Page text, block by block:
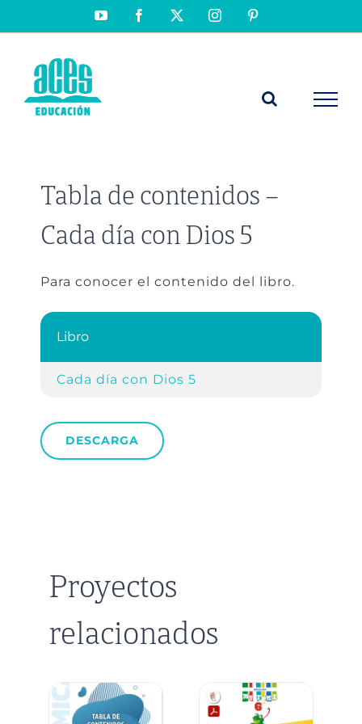
YouTubeFacebook Instagram
Tabla de contenidos –
Cada día con Dios 5
Para conocer el contenido del libro.
Libro
Cada día con Dios 5
DESCARGA
Proyectos
relacionados